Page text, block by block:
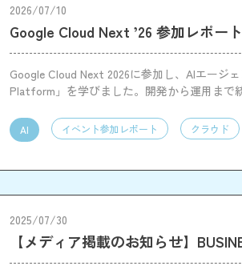
2026/07/10
Google Cloud Next ’26 参加レポート
Google Cloud Next 2026に参加し、AIエージ
Platform」を学びました。開発から運用まで
AI イベント参加レポート クラウド
2025/07/30
【メディア掲載のお知らせ】